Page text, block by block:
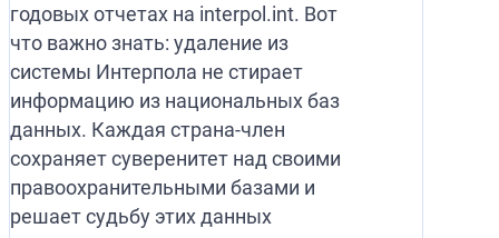
годовых отчетах на interpol.int. Вот
что важно знать: удаление из
системы Интерпола не стирает
информацию из национальных баз
данных. Каждая страна-член
сохраняет суверенитет над своими
правоохранительными базами и
решает судьбу этих данных